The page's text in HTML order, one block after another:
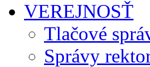
VEREJNOSŤ
Tlačové
Správy